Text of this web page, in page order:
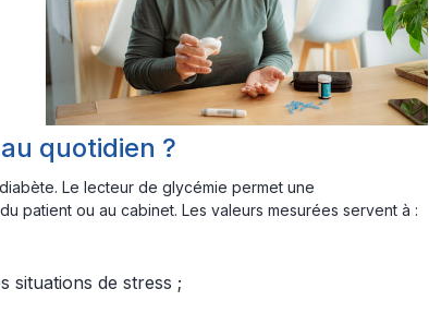
quotidien ?
Le lecteur de glycémie permet une
patient ou au cabinet. Les valeurs mesurées servent à :
situations de stress ;